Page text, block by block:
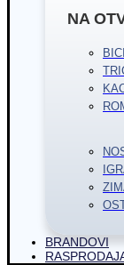
NA
BRANDOVI